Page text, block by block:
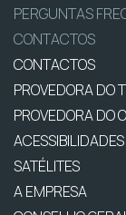
PERGUNTAS
CONTACTOS
CONTACTOS
PROVEDORA DO
PROVEDORA DO
ACESSIBILIDADES
SATÉLITES
A EMPRESA